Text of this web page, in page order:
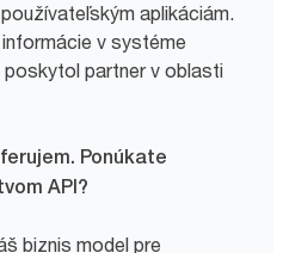
aplikáciám.
v systéme
partner v oblasti
Ponúkate
API?
biznis model pre